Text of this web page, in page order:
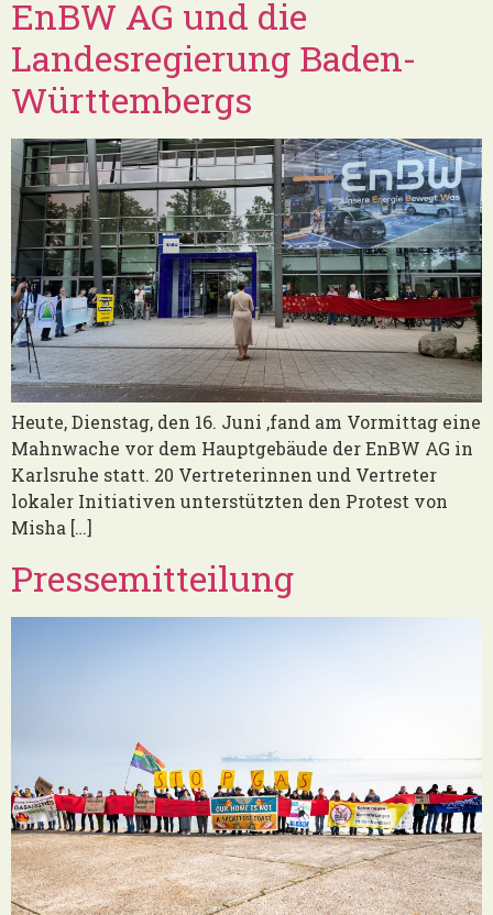
EnBW AG und die
Landesregierung Baden-
Württembergs
Heute, Dienstag, den 16. Juni ,fand am Vormittag eine
Mahnwache vor dem Hauptgebäude der EnBW AG in
Karlsruhe statt. 20 Vertreterinnen und Vertreter
lokaler Initiativen unterstützten den Protest von
Misha […]
Pressemitteilung